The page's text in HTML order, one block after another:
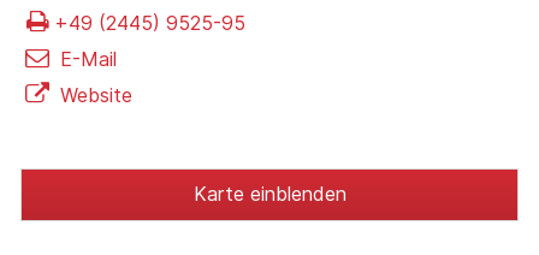
+49 (2445) 9525-95
E-Mail
Website
Karte einblenden